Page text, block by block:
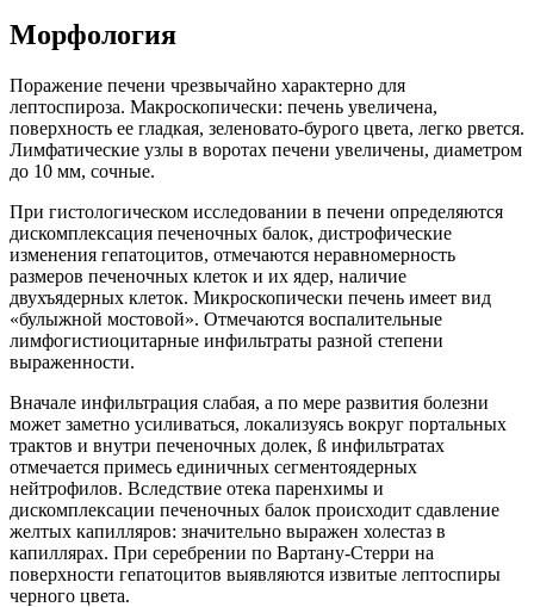
Морфология
Поражение печени чрезвычайно характерно для
лептоспироза. Макроскопически: печень увеличена,
поверхность ее гладкая, зеленовато-бурого цвета, легко рвется.
Лимфатические узлы в воротах печени увеличены, диаметром
до 10 мм, сочные.
При гистологическом исследовании в печени определяются
дискомплексация печеночных балок, дистрофические
изменения гепатоцитов, отмечаются неравномерность
размеров печеночных клеток и их ядер, наличие
двухъядерных клеток. Микроскопически печень имеет вид
«булыжной мостовой». Отмечаются воспалительные
лимфогистиоцитарные инфильтраты разной степени
выраженности.
Вначале инфильтрация слабая, а по мере развития болезни
может заметно усиливаться, локализуясь вокруг портальных
трактов и внутри печеночных долек, ß инфильтратах
отмечается примесь единичных сегментоядерных
нейтрофилов. Вследствие отека паренхимы и
дискомплексации печеночных балок происходит сдавление
желтых капилляров: значительно выражен холестаз в
капиллярах. При серебрении по Вартану-Стерри на
поверхности гепатоцитов выявляются извитые лептоспиры
черного цвета.